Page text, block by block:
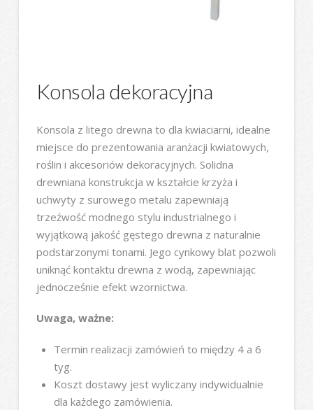
Konsola dekoracyjna
Konsola z litego drewna to dla kwiaciarni, idealne
miejsce do prezentowania aranżacji kwiatowych,
roślin i akcesoriów dekoracyjnych. Solidna
drewniana konstrukcja w kształcie krzyża i
uchwyty z surowego metalu zapewniają
trzeźwość modnego stylu industrialnego i
wyjątkową jakość gęstego drewna z naturalnie
podstarzonymi tonami. Jego cynkowy blat pozwoli
uniknąć kontaktu drewna z wodą, zapewniając
jednocześnie efekt wzornictwa.
Uwaga, ważne:
Termin realizacji zamówień to między 4 a 6
tyg.
Koszt dostawy jest wyliczany indywidualnie
dla każdego zamówienia.